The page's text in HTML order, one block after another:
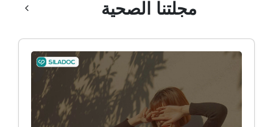
ألم وعائي وجهي
ضمور عصبي ألمي
مجلتنا الصحية